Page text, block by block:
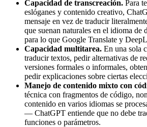
Capacidad de transcreación. Para
eslóganes y contenido creativo,
mensaje en vez de traducir
que suenan naturales en el idioma de
para lo que Google Translate y
Capacidad multitarea. En una sola
traducir textos, pedir alternativas de
versiones formales o informales,
pedir explicaciones sobre ciertas
Manejo de contenido mixto con
técnica con fragmentos de código,
contenido en varios idiomas se
— ChatGPT entiende que no debe
funciones o parámetros.